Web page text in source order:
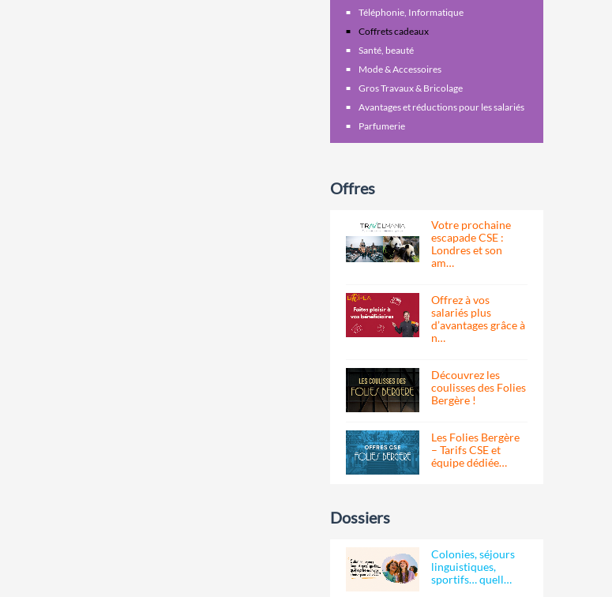
Téléphonie, Informatique
Coffrets cadeaux
Santé, beauté
Mode & Accessoires
Gros Travaux & Bricolage
Avantages et réductions pour les salariés
Parfumerie
Offres
Votre prochaine
escapade CSE :
Londres et son
am…
Offrez à vos
salariés plus
d’avantages grâce à
n…
Découvrez les
coulisses des Folies
Bergère !
Les Folies Bergère
– Tarifs CSE et
équipe dédiée…
Dossiers
Colonies, séjours
linguistiques,
sportifs… quell…